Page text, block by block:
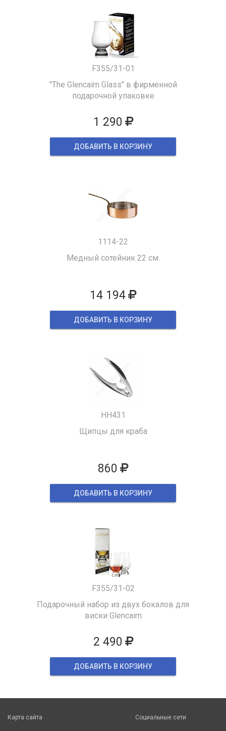
F355/31-01
"The Glencairn Glass" в фирменной
подарочной упаковке
1 290
ДОБАВИТЬ В КОРЗИНУ
1114-22
Медный сотейник 22 см.
14 194
ДОБАВИТЬ В КОРЗИНУ
HH431
Щипцы для краба
860
ДОБАВИТЬ В КОРЗИНУ
F355/31-02
Подарочный набор из двух бокалов для
виски Glencairn
2 490
ДОБАВИТЬ В КОРЗИНУ
Карта сайта Социальные сети